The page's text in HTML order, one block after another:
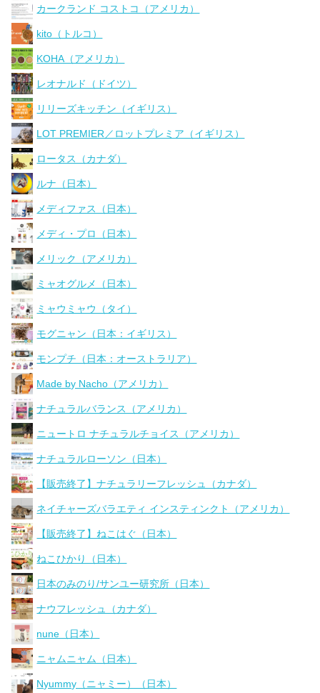
カークランド コストコ（アメリカ）
kito（トルコ）
KOHA（アメリカ）
レオナルド（ドイツ）
リリーズキッチン（イギリス）
LOT PREMIER／ロットプレミア（イギリス）
ロータス（カナダ）
ルナ（日本）
メディファス（日本）
メディ・プロ（日本）
メリック（アメリカ）
ミャオグルメ（日本）
ミャウミャウ（タイ）
モグニャン（日本：イギリス）
モンプチ（日本：オーストラリア）
Made by Nacho（アメリカ）
ナチュラルバランス（アメリカ）
ニュートロ ナチュラルチョイス（アメリカ）
ナチュラルローソン（日本）
【販売終了】ナチュラリーフレッシュ（カナダ）
ネイチャーズバラエティ インスティンクト（アメリカ）
【販売終了】ねこはぐ（日本）
ねこひかり（日本）
日本のみのり/サンユー研究所（日本）
ナウフレッシュ（カナダ）
nune（日本）
ニャムニャム（日本）
Nyummy（ニャミー）（日本）